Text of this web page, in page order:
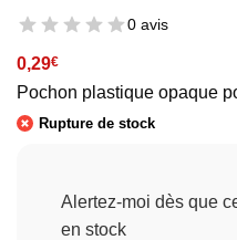
0 avis
0,29€
Pochon plastique opaque
Rupture de stock
Alertez-moi dès que
en stock